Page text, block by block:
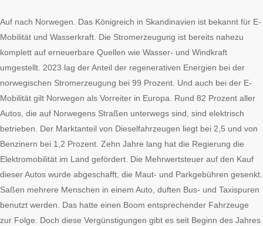
Auf nach Norwegen. Das Königreich in Skandinavien ist bekannt für E-
Mobilität und Wasserkraft. Die Stromerzeugung ist bereits nahezu
komplett auf erneuerbare Quellen wie Wasser- und Windkraft
umgestellt. 2023 lag der Anteil der regenerativen Energien bei der
norwegischen Stromerzeugung bei 99 Prozent. Und auch bei der E-
Mobilität gilt Norwegen als Vorreiter in Europa. Rund 82 Prozent aller
Autos, die auf Norwegens Straßen unterwegs sind, sind elektrisch
betrieben. Der Marktanteil von Dieselfahrzeugen liegt bei 2,5 und von
Benzinern bei 1,2 Prozent. Zehn Jahre lang hat die Regierung die
Elektromobilität im Land gefördert. Die Mehrwertsteuer auf den Kauf
dieser Autos wurde abgeschafft, die Maut- und Parkgebühren gesenkt.
Saßen mehrere Menschen in einem Auto, duften Bus- und Taxispuren
benutzt werden. Das hatte einen Boom entsprechender Fahrzeuge
zur Folge. Doch diese Vergünstigungen gibt es seit Beginn des Jahres